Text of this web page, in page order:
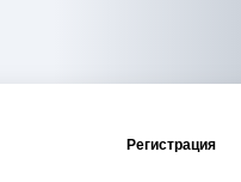
Регистрация